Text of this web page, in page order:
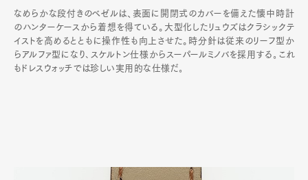
なめらかな段付きのベゼルは、表面に開閉式のカバーを備えた懐中時計
のハンターケースから着想を得ている。大型化したリュウズはクラシックテ
イストを高めるとともに操作性も向上させた。時分針は従来のリーフ型か
らアルファ型になり､スケルトン仕様からスーパールミノバを採用する｡これ
もドレスウォッチでは珍しい実用的な仕様だ｡